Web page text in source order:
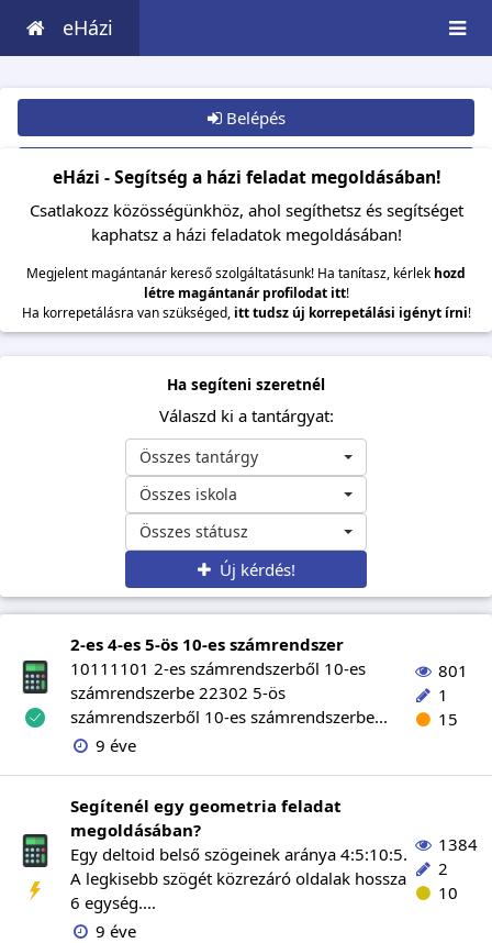
eHázi
Belépés
Csatlakozom
eHázi - Segítség a házi feladat megoldásában!
Csatlakozz közösségünkhöz, ahol segíthetsz és segítséget
kaphatsz a házi feladatok megoldásában!
Megjelent magántanár kereső szolgáltatásunk! Ha tanítasz, kérlek hozd
létre magántanár profilodat itt!
Ha korrepetálásra van szükséged, itt tudsz új korrepetálási igényt írni!
Ha segíteni szeretnél
Válaszd ki a tantárgyat:
Összes tantárgy
Összes iskola
Összes státusz
Új kérdés!
2-es 4-es 5-ös 10-es számrendszer
10111101 2-es számrendszerből 10-es
számrendszerbe 22302 5-ös
számrendszerből 10-es számrendszerbe...
9 éve
801
1
15
Segítenél egy geometria feladat
megoldásában?
Egy deltoid belső szögeinek aránya 4:5:10:5.
A legkisebb szögét közrezáró oldalak hossza
6 egység....
9 éve
1384
2
10